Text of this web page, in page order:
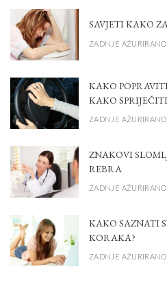
SAVJETI KAKO
ZADNJE
KAKO
KAKO
ZADNJE
ZNAKOVI
REBRA
ZADNJE
KAKO SAZNATI
KORAKA?
ZADNJE